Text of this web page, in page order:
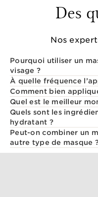
Des
Nos
Pourquoi utiliser un
visage ?
À quelle fréquence
Comment bien
Quel est le meilleur
Quels sont les
hydratant ?
Peut-on combiner un
autre type de masque